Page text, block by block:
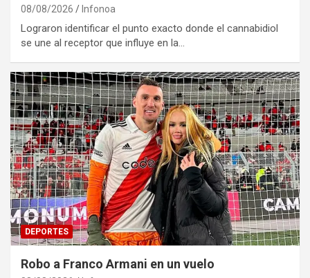
08/08/2026 Infonoa
Lograron identificar el punto exacto donde el cannabidiol
se une al receptor que influye en la…
DEPORTES
Robo a Franco Armani en un vuelo